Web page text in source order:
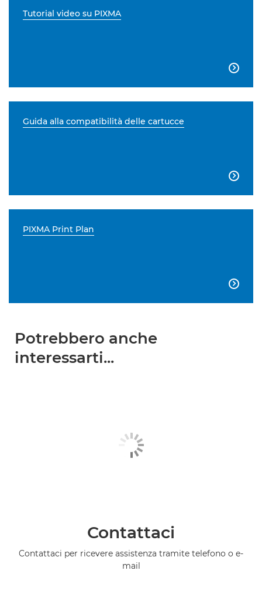
Tutorial video su PIXMA

Guida alla compatibilità delle cartucce

PIXMA Print Plan

Potrebbero anche
interessarti...
Contattaci
Contattaci per ricevere assistenza tramite telefono o e-
mail